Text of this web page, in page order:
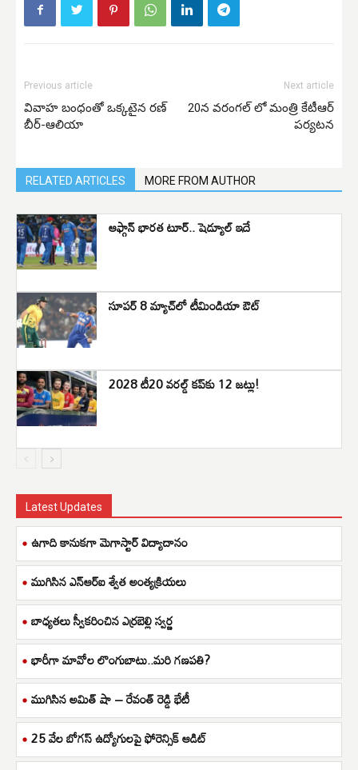
Previous article
వివాహ బంధంతో ఒక్కటైన రణ్
బీర్-ఆలియా
Next article
20న వరంగల్ లో మంత్రి కేటీఆర్
పర్యటన
RELATED ARTICLES MORE FROM AUTHOR
ఆఫ్గాన్‌ భారత టూర్‌.. షెడ్యూల్‌ ఇదే
సూపర్ 8 మ్యాచ్‌లో టీమిండియా ఔట్
2028 టీ20 వరల్డ్ కప్‌కు 12 జట్లు!
Latest Updates
ఉగాది కానుకగా మెగాస్టార్ విద్యాదానం
ముగిసిన ఎన్ఆర్ఐ శ్వేత అంత్యక్రియలు
బాధ్యతలు స్వీకరించిన ఎర్రబెల్లి స్వర్ణ
భారీగా మావోల లొంగుబాటు..మరి గణపతి?
ముగిసిన అమిత్ షా – రేవంత్ రెడ్డి భేటీ
25 వేల బోగస్ ఉద్యోగులపై ఫోరెన్సిక్ ఆడిట్